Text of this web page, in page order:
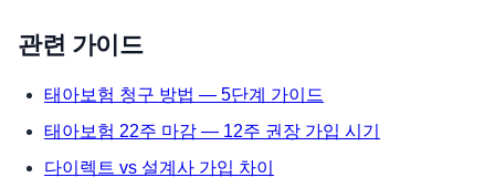
관련 가이드
태아보험 청구 방법 — 5단계 가이드
태아보험 22주 마감 — 12주 권장 가입 시기
다이렉트 vs 설계사 가입 차이